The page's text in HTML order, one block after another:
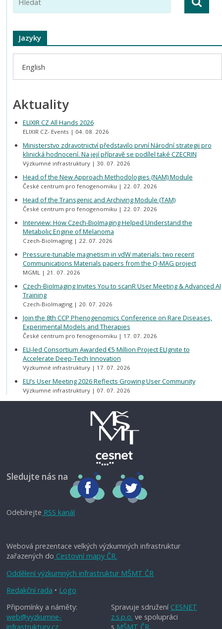
Jazyky
English
Aktuality
ELIXIR CZ All Hands 2026
ELIXIR CZ- Events 04. 08. 2026
Ministerstvo zdravotnictví představilo první Národní strategii pro
klinická hodnocení. Na její přípravě se podílel také CZECRIN
Výzkumné infrastruktury 30. 07. 2026
Head of the New Approach Methodologies (NAM) Module
České centrum pro fenogenomiku 22. 07. 2026
Head of the Transgenic and Archiving Module (TAM)
České centrum pro fenogenomiku 22. 07. 2026
Interview: How Czech-BioImaging Helped Understand the
Metabolic Engine of Melanoma
Czech-BioImaging 22. 07. 2026
Pressure-tunable magnetism in vdW materials: two recent
Communications Materials papers from the Q-MAG project
MGML 21. 07. 2026
Czech-BioImaging Invites You to scanR User Meeting & Advanced AI
Training
Czech-BioImaging 20. 07. 2026
Join the 8th CCP Phenogenomics Conference on Rare Diseases,
Experimental Models and Therapies
České centrum pro fenogenomiku 17. 07. 2026
ELI-led Consortium Awarded €5 Million Project ELIgnite to
Accelerate Deep-Tech Innovation
Výzkumné infrastruktury 17. 07. 2026
ELI’s User Meeting 2026 Reflects Growing User Community
Výzkumné infrastruktury 07. 07. 2026
Sledujte nás na
Odebírejte RSS kanál
Webová prezentace velkých výzkumných infrastruktur
zařazených do Cestovní mapy ČR.
Oddělení výzkumných infrastruktur MŠMT ČR
Redakční rada • Logo
Spravuje sdružení CESNET
z.s.p.o. ve spolupráci
s MŠMT ČR.
Připomínky a náměty:
web@vyzkumne-
infrastruktury.cz